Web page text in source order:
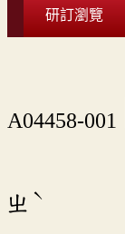
研訂瀏覽
A04458-001
ㄓ ˋ